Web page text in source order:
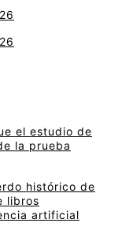
el estudio de
la prueba
histórico de
libros
artificial